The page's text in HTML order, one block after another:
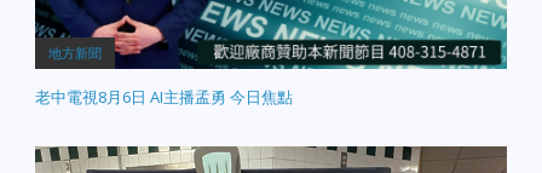
地方新聞
老中電視8月6日 AI主播孟勇 今日焦點